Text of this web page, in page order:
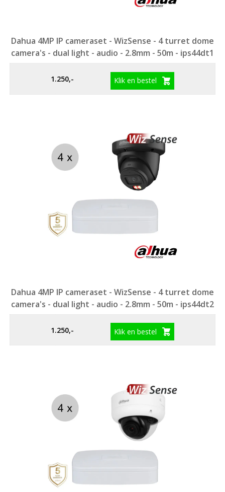
Dahua 4MP IP cameraset - WizSense - 4 turret dome
camera's - dual light - audio - 2.8mm - 50m - ips44dt1
1.250,- Klik en bestel
Dahua 4MP IP cameraset - WizSense - 4 turret dome
camera's - dual light - audio - 2.8mm - 50m - ips44dt2
1.250,- Klik en bestel